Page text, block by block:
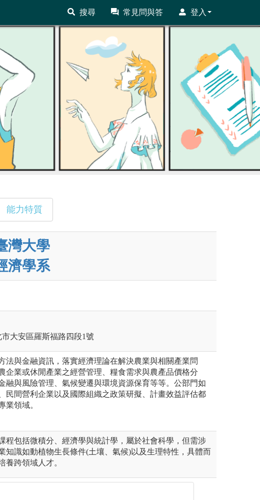
搜尋 常見問與答 登入
能力特質
灣大學
濟學系
市大安區羅斯福路四段1號
法與金融資訊，落實經濟理論在解決農業與相關產業問
企業或休閒產業之經營管理、糧食需求與農產品價格分
融與風險管理、氣候變遷與環境資源保育等等。公部門如
民間營利企業以及國際組織之政策研擬、計畫效益評估都
業領域。
程包括微積分、經濟學與統計學，屬於社會科學，但需涉
知識如動植物生長條件(土壤、氣候)以及生理特性，具體而
養跨領域人才。